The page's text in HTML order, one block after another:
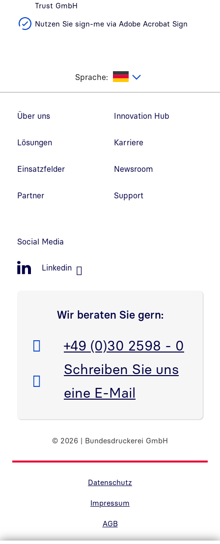
Trust GmbH
Nutzen Sie sign-me via Adobe Acrobat Sign
Sprache:
Über uns
Lösungen
Einsatzfelder
Partner
Innovation Hub
Karriere
Newsroom
Support
Social Media
Linkedin
Wir beraten Sie gern:
Telefon:
+49 (0)30 2598 - 0
E-Mail:
Schreiben Sie uns
eine E-Mail
© 2026 | Bundesdruckerei GmbH
Datenschutz
Impressum
AGB